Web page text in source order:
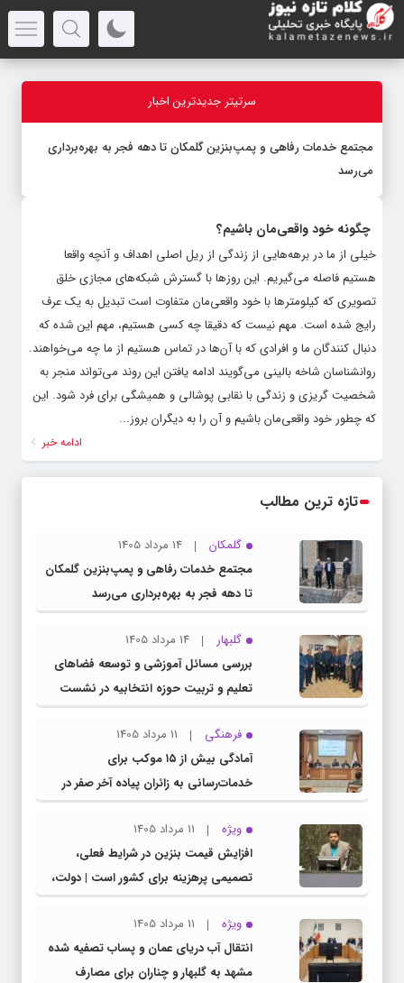
سرتیتر جدیدترین اخبار
مجتمع خدمات رفاهی و پمپ‌بنزین گلمکان تا دهه فجر به بهره‌برداری
می‌رسد
چگونه خود واقعی‌مان باشیم؟
خیلی از ما در برهه‌هایی از زندگی از ریل اصلی اهداف و آنچه واقعا
هستیم فاصله می‌گیریم. این روز‌ها با گسترش شبکه‌های مجازی خلق
تصویری که کیلومتر‌ها با خود واقعی‌مان متفاوت است تبدیل به یک عرف
رایج شده است. مهم نیست که دقیقا چه کسی هستیم، مهم این شده که
دنبال کنندگان ما و افرادی که با آن‌ها در تماس هستیم از ما چه می‌خواهند.
روانشناسان شاخه بالینی می‌گویند ادامه یافتن این روند می‌تواند منجر به
شخصیت گریزی و زندگی با نقابی پوشالی و همیشگی برای فرد شود. این
که چطور خود واقعی‌مان باشیم و آن را به دیگران بروز...
ادامه خبر
تازه ترین مطالب
گلمکان
14 مرداد 1405
مجتمع خدمات رفاهی و پمپ‌بنزین گلمکان
تا دهه فجر به بهره‌برداری می‌رسد
گلبهار
14 مرداد 1405
بررسی مسائل آموزشی و توسعه فضاهای
تعلیم و تربیت حوزه انتخابیه در نشست
مشترک عضو کمیسیون آموزش مجلس با
مدیرکل آموزش و پرورش خراسان رضوی
فرهنگی
11 مرداد 1405
آمادگی بیش از ۱۵ موکب برای
خدمات‌رسانی به زائران پیاده آخر صفر در
شهرستان چناران
ویژه
11 مرداد 1405
افزایش قیمت بنزین در شرایط فعلی،
تصمیمی پرهزینه برای کشور است | دولت،
قاچاق سوخت و عوامل اصلی ناترازی را
محدود کند، نه سفره مردم
ویژه
11 مرداد 1405
انتقال آب دریای عمان و پساب تصفیه شده
مشهد به گلبهار و چناران برای مصارف